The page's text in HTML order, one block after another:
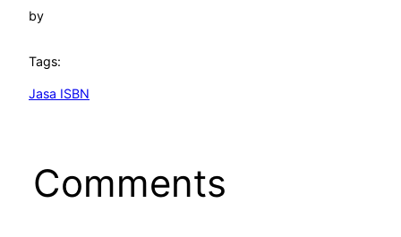
by
Tags:
Jasa ISBN
Comments